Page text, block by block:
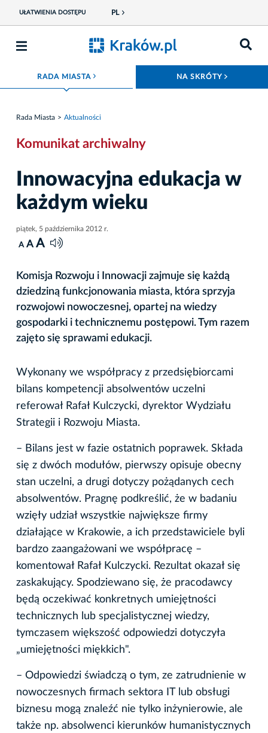
UŁATWIENIA DOSTĘPU PL
RADA MIASTAROZWIŃ MENU NA SKRÓTY
Rada Miasta Aktualności
Komunikat archiwalny
Innowacyjna edukacja w
każdym wieku
piątek, 5 października 2012 r.
A A A
Komisja Rozwoju i Innowacji zajmuje się każdą
dziedziną funkcjonowania miasta, która sprzyja
rozwojowi nowoczesnej, opartej na wiedzy
gospodarki i technicznemu postępowi. Tym razem
zajęto się sprawami edukacji.
Wykonany we współpracy z przedsiębiorcami
bilans kompetencji absolwentów uczelni
referował Rafał Kulczycki, dyrektor Wydziału
Strategii i Rozwoju Miasta.
– Bilans jest w fazie ostatnich poprawek. Składa
się z dwóch modułów, pierwszy opisuje obecny
stan uczelni, a drugi dotyczy pożądanych cech
absolwentów. Pragnę podkreślić, że w badaniu
wzięły udział wszystkie największe firmy
działające w Krakowie, a ich przedstawiciele byli
bardzo zaangażowani we współpracę –
komentował Rafał Kulczycki. Rezultat okazał się
zaskakujący. Spodziewano się, że pracodawcy
będą oczekiwać konkretnych umiejętności
technicznych lub specjalistycznej wiedzy,
tymczasem większość odpowiedzi dotyczyła
„umiejętności miękkich".
– Odpowiedzi świadczą o tym, ze zatrudnienie w
nowoczesnych firmach sektora IT lub obsługi
biznesu mogą znaleźć nie tylko inżynierowie, ale
także np. absolwenci kierunków humanistycznych